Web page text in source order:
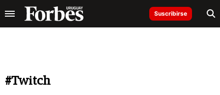
Suscribirse
#Twitch